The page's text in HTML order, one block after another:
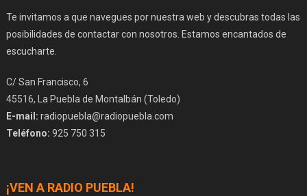
Te invitamos a que navegues por nuestra web y descubras todas las
posibilidades de contactar con nosotros. Estamos encantados de
escucharte.
C/ San Francisco, 6
45516, La Puebla de Montalbán (Toledo)
E-mail: radiopuebla@radiopuebla.com
Teléfono: 925 750 315
¡VEN A RADIO PUEBLA!